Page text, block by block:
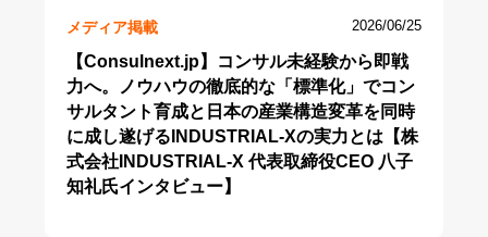
メディア掲載 2026/06/25
【Consulnext.jp】コンサル未経験から即戦
力へ。ノウハウの徹底的な「標準化」でコン
サルタント育成と日本の産業構造変革を同時
に成し遂げるINDUSTRIAL-Xの実力とは【株
式会社INDUSTRIAL-X 代表取締役CEO 八子
知礼氏インタビュー】